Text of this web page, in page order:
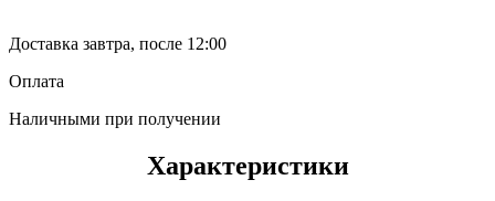
Доставка завтра, после 12:00
Оплата
Наличными при получении
Характеристики